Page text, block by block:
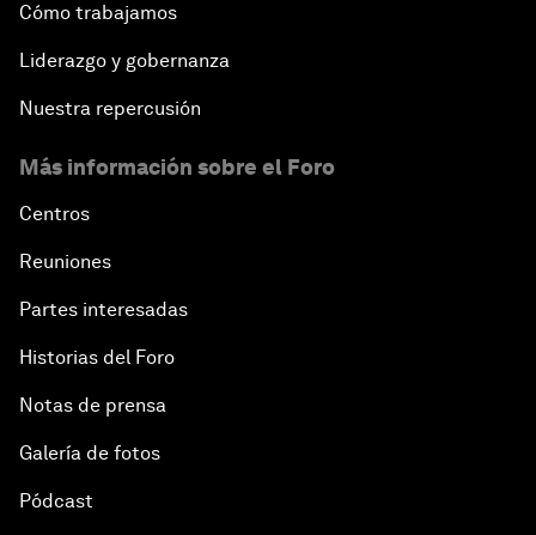
Cómo trabajamos
Liderazgo y gobernanza
Nuestra repercusión
Más información sobre el Foro
Centros
Reuniones
Partes interesadas
Historias del Foro
Notas de prensa
Galería de fotos
Pódcast